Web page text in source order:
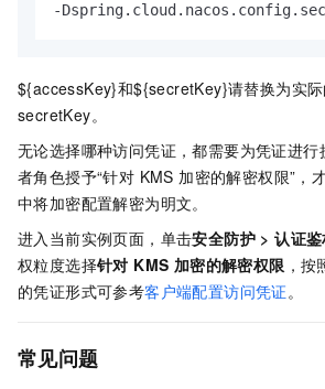
-
${accessKey}和${secretKey}请替换为实际
secretKey。
无论选择哪种访问凭证，都需要为凭证进
者角色授予“针对 KMS 加密的解密权限”，
中将加密配置解密为明文。
进入当前实例页面，单击安全防护 >认证
权粒度选择针对 KMS 加密的解密权限 ，
的凭证形式可参考客户端配置访问凭证。
常见问题